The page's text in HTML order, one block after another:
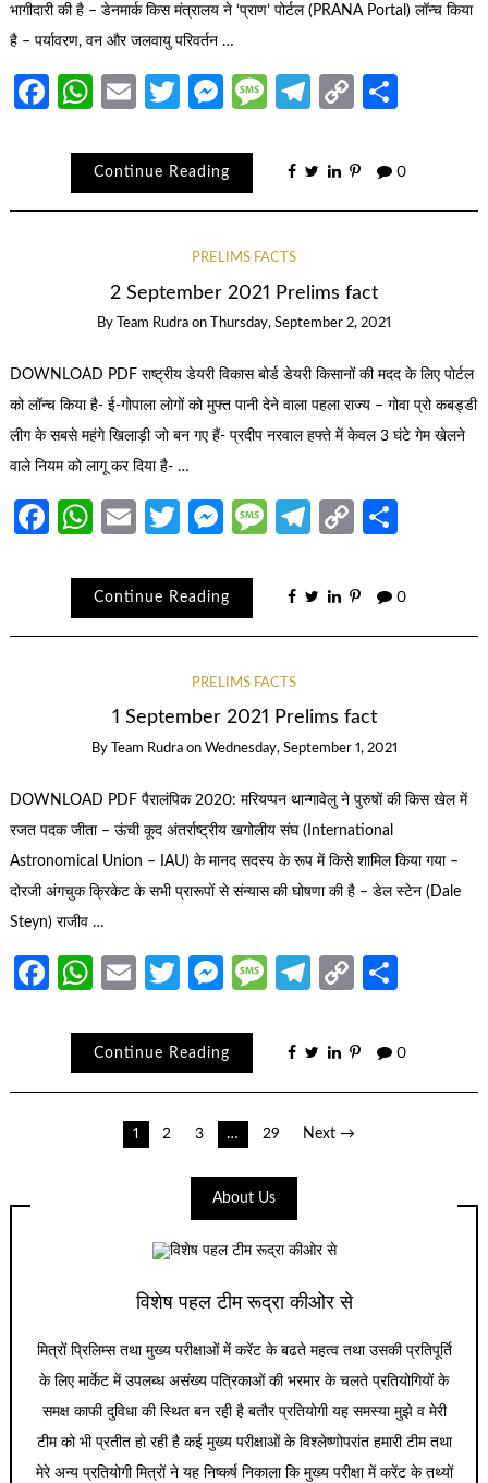
भागीदारी की है – डेनमार्क किस मंत्रालय ने ‘प्राण’ पोर्टल (PRANA Portal) लॉन्च किया
है – पर्यावरण, वन और जलवायु परिवर्तन …
Facebook
WhatsApp
EmailTwitter
Messenger
Message
Telegram
Copy
Continue Reading 0
PRELIMS FACTS
2 September 2021 Prelims fact
By Team Rudra on Thursday, September 2, 2021
DOWNLOAD PDF राष्ट्रीय डेयरी विकास बोर्ड डेयरी किसानों की मदद के लिए पोर्टल
को लॉन्च किया है- ई-गोपाला लोगों को मुफ्त पानी देने वाला पहला राज्य – गोवा प्रो कबड्डी
लीग के सबसे महंगे खिलाड़ी जो बन गए हैं- प्रदीप नरवाल हफ्ते में केवल 3 घंटे गेम खेलने
वाले नियम को लागू कर दिया है- …
Facebook
WhatsApp
EmailTwitter
Messenger
Message
Telegram
Copy
Continue Reading 0
PRELIMS FACTS
1 September 2021 Prelims fact
By Team Rudra on Wednesday, September 1, 2021
DOWNLOAD PDF पैरालंपिक 2020: मरियप्पन थान्गावेलु ने पुरुषों की किस खेल में
रजत पदक जीता – ऊंची कूद अंतर्राष्ट्रीय खगोलीय संघ (International
Astronomical Union – IAU) के मानद सदस्य के रूप में किसे शामिल किया गया –
दोरजी अंगचुक क्रिकेट के सभी प्रारूपों से संन्यास की घोषणा की है – डेल स्टेन (Dale
Steyn) राजीव …
Facebook
WhatsApp
EmailTwitter
Messenger
Message
Telegram
Copy
Continue Reading 0
1 2 3 … 29 Next →
About Us
विशेष पहल टीम रूद्रा कीओर से
मित्रों प्रिलिम्स तथा मुख्य परीक्षाओं में करेंट के बढते महत्व तथा उसकी प्रतिपूर्ति
के लिए मार्केट में उपलब्ध असंख्य पत्रिकाओं की भरमार के चलते प्रतियोगियों के
समक्ष काफी दुविधा की स्थित बन रही है बतौर प्रतियोगी यह समस्या मुझे व मेरी
टीम को भी प्रतीत हो रही है कई मुख्य परीक्षाओं के विश्लेष्णोपरांत हमारी टीम तथा
मेरे अन्य प्रतियोगी मित्रों ने यह निष्कर्ष निकाला कि मुख्य परीक्षा में करेंट के तथ्यों